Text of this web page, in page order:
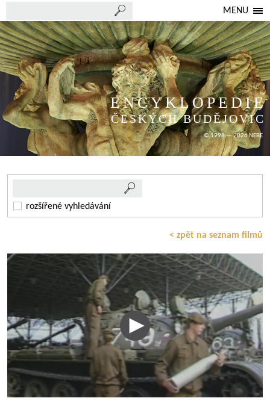
MENU
ENCYKLOPEDIE
ČESKÝCH BUDĚJOVIC
© 1998 — 2026 NEBE
rozšířené vyhledávání
< zpět na seznam filmů